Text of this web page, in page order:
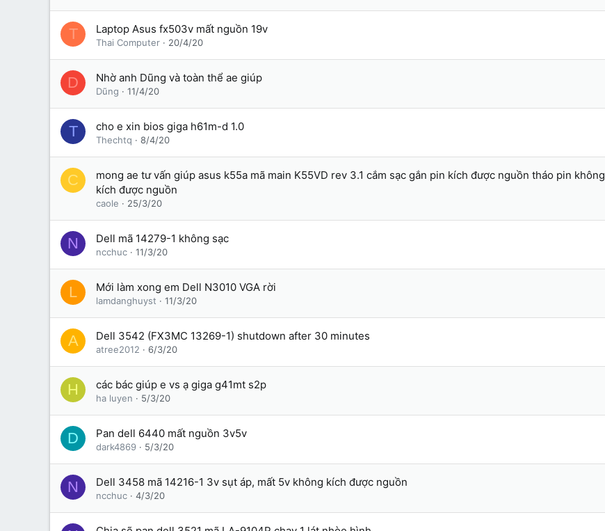
T Laptop Asus fx503v mất nguồn 19v
Thai Computer 20/4/20
D Nhờ anh Dũng và toàn thể ae giúp
Dũng 11/4/20
T cho e xin bios giga h61m-d 1.0
Thechtq 8/4/20
C
mong ae tư vấn giúp asus k55a mã main K55VD rev 3.1 cắm sạc gắn pin kích được nguồn tháo pin không
kích được nguồn
caole 25/3/20
N Dell mã 14279-1 không sạc
ncchuc 11/3/20
L Mới làm xong em Dell N3010 VGA rời
lamdanghuyst 11/3/20
A Dell 3542 (FX3MC 13269-1) shutdown after 30 minutes
atree2012 6/3/20
H các bác giúp e vs ạ giga g41mt s2p
ha luyen 5/3/20
D Pan dell 6440 mất nguồn 3v5v
dark4869 5/3/20
N Dell 3458 mã 14216-1 3v sụt áp, mất 5v không kích được nguồn
ncchuc 4/3/20